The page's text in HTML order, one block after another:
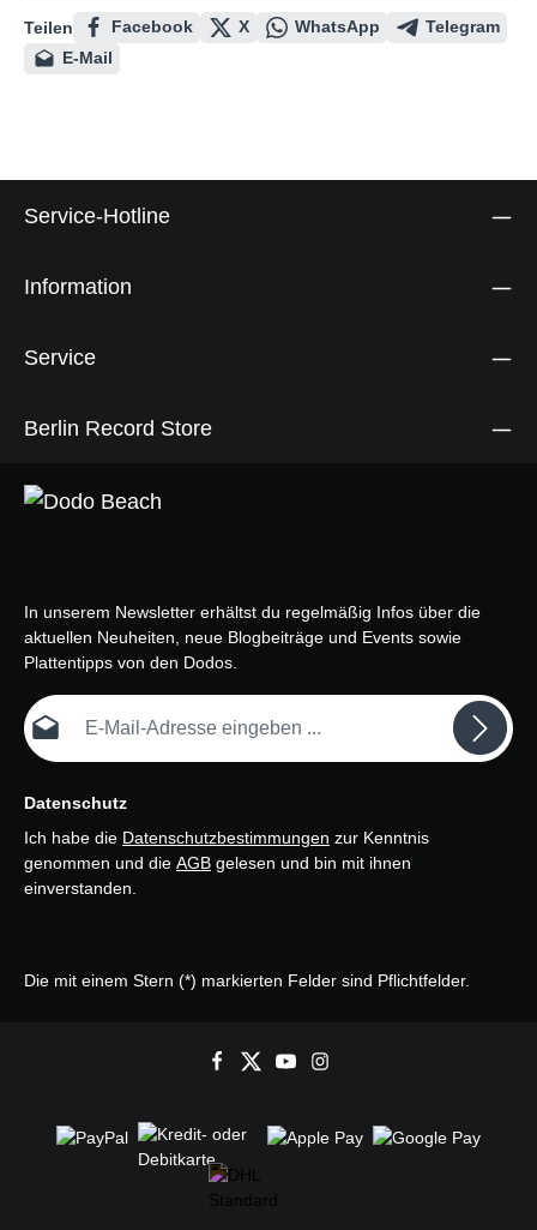
Teilen Facebook X WhatsApp
Telegram
E-Mail
Service-Hotline
Information
Service
Berlin Record Store
In unserem Newsletter erhältst du regelmäßig Infos über die
aktuellen Neuheiten, neue Blogbeiträge und Events sowie
Plattentipps von den Dodos.
E-Mail-Adresse*
Datenschutz
Ich habe die Datenschutzbestimmungen zur Kenntnis
genommen und die AGB gelesen und bin mit ihnen
einverstanden.
Die mit einem Stern (*) markierten Felder sind Pflichtfelder.